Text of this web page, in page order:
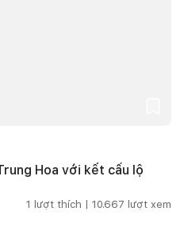
Hoa với kết cấu lộ
1 lượt thích | 10.667 lượt xem